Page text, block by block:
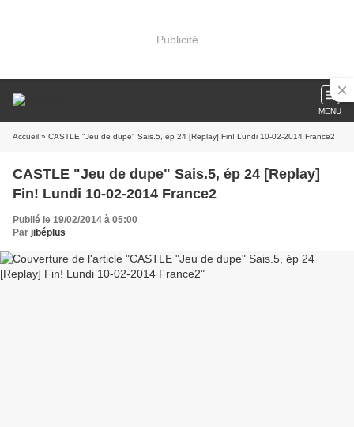
Publicité
MENU
Accueil » CASTLE "Jeu de dupe" Sais.5, ép 24 [Replay] Fin! Lundi 10-02-2014 France2
CASTLE "Jeu de dupe" Sais.5, ép 24 [Replay]
Fin! Lundi 10-02-2014 France2
Publié le 19/02/2014 à 05:00
Par jibéplus